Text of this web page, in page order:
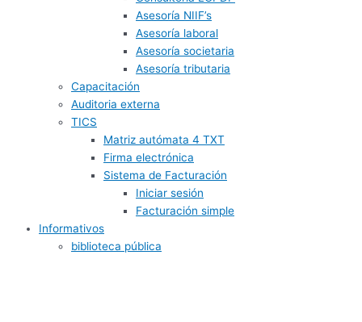
Asesoría NIIF’s
Asesoría laboral
Asesoría societaria
Asesoría tributaria
Capacitación
Auditoria externa
TICS
Matriz autómata 4 TXT
Firma electrónica
Sistema de Facturación
Iniciar sesión
Facturación simple
Informativos
biblioteca pública